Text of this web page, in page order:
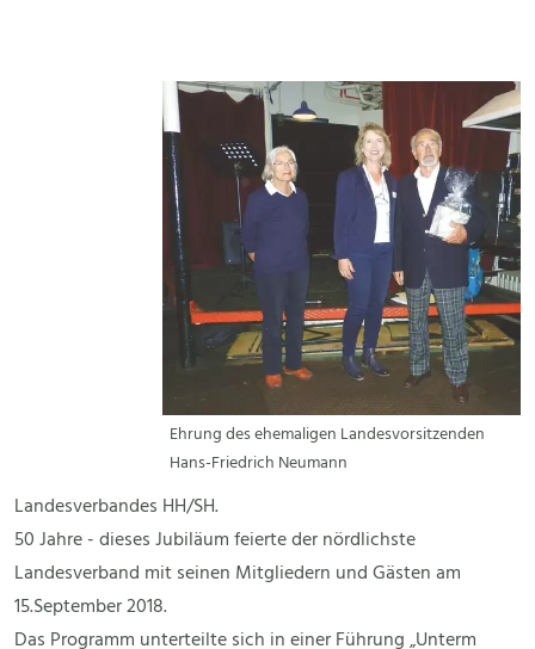
Ehrung des ehemaligen Landesvorsitzenden
Hans-Friedrich Neumann
Landesverbandes HH/SH.
50 Jahre - dieses Jubiläum feierte der nördlichste
Landesverband mit seinen Mitgliedern und Gästen am
15.September 2018.
Das Programm unterteilte sich in einer Führung „Unterm